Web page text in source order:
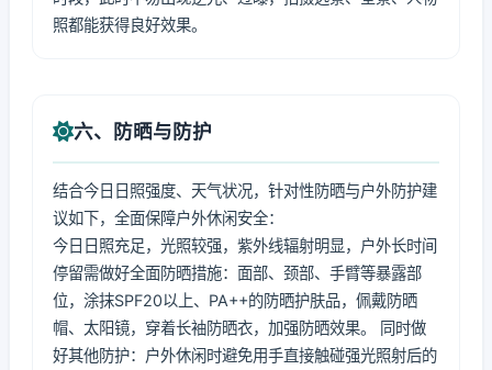
照都能获得良好效果。
六、防晒与防护
结合今日日照强度、天气状况，针对性防晒与户外防护建
议如下，全面保障户外休闲安全：
今日日照充足，光照较强，紫外线辐射明显，户外长时间
停留需做好全面防晒措施：面部、颈部、手臂等暴露部
位，涂抹SPF20以上、PA++的防晒护肤品，佩戴防晒
帽、太阳镜，穿着长袖防晒衣，加强防晒效果。 同时做
好其他防护：户外休闲时避免用手直接触碰强光照射后的